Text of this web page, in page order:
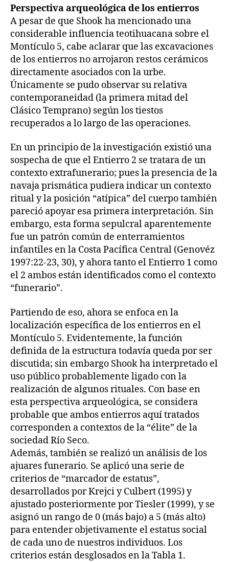
Perspectiva arqueológica de los entierros
A pesar de que Shook ha mencionado una
considerable influencia teotihuacana sobre el
Montículo 5, cabe aclarar que las excavaciones
de los entierros no arrojaron restos cerámicos
directamente asociados con la urbe.
Únicamente se pudo observar su relativa
contemporaneidad (la primera mitad del
Clásico Temprano) según los tiestos
recuperados a lo largo de las operaciones.
En un principio de la investigación existió una
sospecha de que el Entierro 2 se tratara de un
contexto extrafunerario; pues la presencia de la
navaja prismática pudiera indicar un contexto
ritual y la posición “atípica” del cuerpo también
pareció apoyar esa primera interpretación. Sin
embargo, esta forma sepulcral aparentemente
fue un patrón común de enterramientos
infantiles en la Costa Pacífica Central (Genovéz
1997:22-23, 30), y ahora tanto el Entierro 1 como
el 2 ambos están identificados como el contexto
“funerario”.
Partiendo de eso, ahora se enfoca en la
localización específica de los entierros en el
Montículo 5. Evidentemente, la función
definida de la estructura todavía queda por ser
discutida; sin embargo Shook ha interpretado el
uso público probablemente ligado con la
realización de algunos rituales. Con base en
esta perspectiva arqueológica, se considera
probable que ambos entierros aquí tratados
corresponden a contextos de la “élite” de la
sociedad Río Seco.
Además, también se realizó un análisis de los
ajuares funerario. Se aplicó una serie de
criterios de “marcador de estatus”,
desarrollados por Krejci y Culbert (1995) y
ajustado posteriormente por Tiesler (1999), y se
asignó un rango de 0 (más bajo) a 5 (más alto)
para entender objetivamente el estatus social
de cada uno de nuestros individuos. Los
criterios están desglosados en la Tabla 1.